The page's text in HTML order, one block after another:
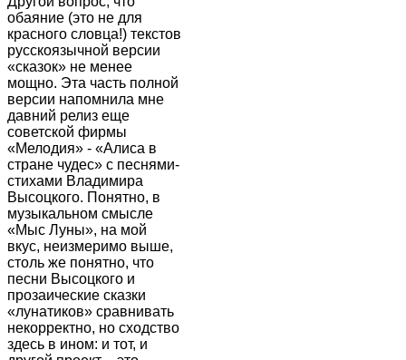
обаяние (это не для
красного словца!) текстов
русскоязычной версии
«сказок» не менее
мощно. Эта часть полной
версии напомнила мне
давний релиз еще
советской фирмы
«Мелодия» - «Алиса в
стране чудес» с песнями-
стихами Владимира
Высоцкого. Понятно, в
музыкальном смысле
«Мыс Луны», на мой
вкус, неизмеримо выше,
столь же понятно, что
песни Высоцкого и
прозаические сказки
«лунатиков» сравнивать
некорректно, но сходство
здесь в ином: и тот, и